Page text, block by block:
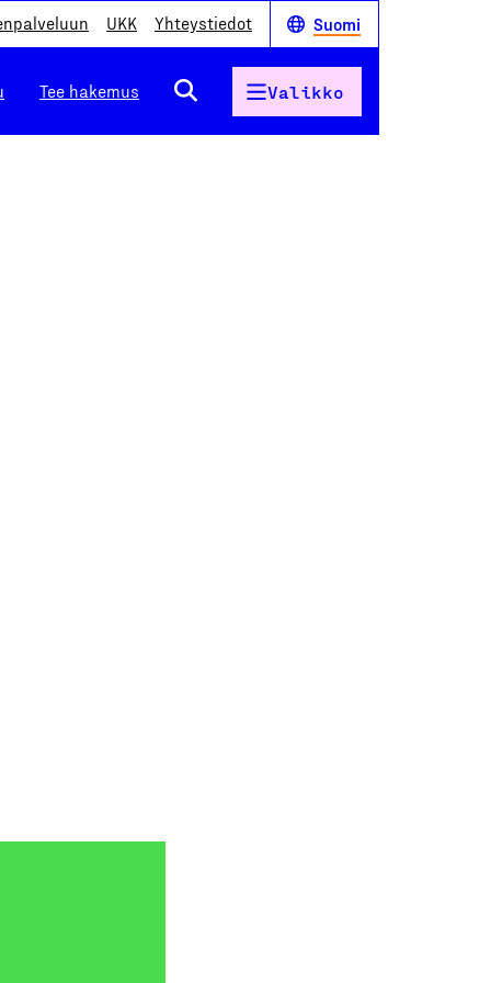
UKK Yhteystiedot Suomi
Tee hakemus Valikko